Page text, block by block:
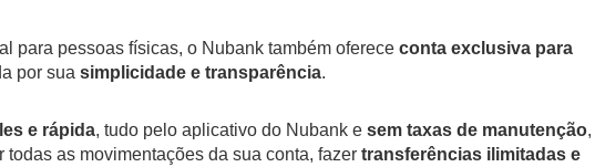
para pessoas físicas, o Nubank também oferece conta exclusiva para
por sua simplicidade e transparência.
e rápida, tudo pelo aplicativo do Nubank e sem taxas de manutenção,
as movimentações da sua conta, fazer transferências ilimitadas e